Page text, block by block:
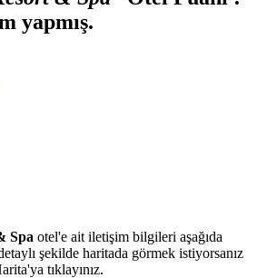
yapmış.
Spa otel'e ait iletişim bilgileri aşağıda
şekilde haritada görmek istiyorsanız
tıklayınız.